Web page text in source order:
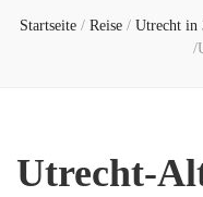
Startseite / Reise / Utrecht in
/
Utrecht-